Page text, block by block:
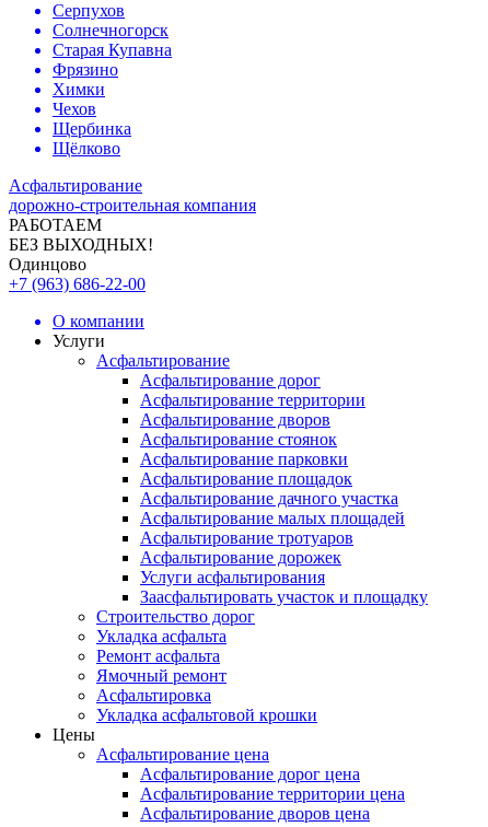
Серпухов
Солнечногорск
Старая Купавна
Фрязино
Химки
Чехов
Щербинка
Щёлково
Асфальтирование
дорожно-строительная компания
РАБОТАЕМ
БЕЗ ВЫХОДНЫХ!
Одинцово
+7 (963) 686-22-00
О компании
Услуги
Асфальтирование
Асфальтирование дорог
Асфальтирование территории
Асфальтирование дворов
Асфальтирование стоянок
Асфальтирование парковки
Асфальтирование площадок
Асфальтирование дачного участка
Асфальтирование малых площадей
Асфальтирование тротуаров
Асфальтирование дорожек
Услуги асфальтирования
Заасфальтировать участок и площадку
Строительство дорог
Укладка асфальта
Ремонт асфальта
Ямочный ремонт
Асфальтировка
Укладка асфальтовой крошки
Цены
Асфальтирование цена
Асфальтирование дорог цена
Асфальтирование территории цена
Асфальтирование дворов цена